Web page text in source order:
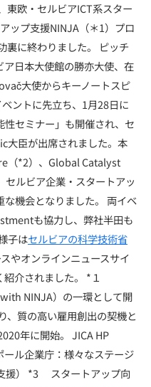
東欧・セルビアICT系スター
ップ支援NINJA（＊1）プロ
裏に終わりました。 ピッチ
日本大使館の勝亦大使、在
大使からキーノートスピ
ントに先立ち、1月28日に
セミナー」も開催され、セ
大臣が出席されました。本
（*2）、Global Catalyst
ルビア企業・スタートアッ
機会となりました。 両イベ
も協力し、弊社半田も
子はセルビアの科学技術省
やオンラインニュースサイ
紹介されました。 *１
NINJA）の一環として開
、質の高い雇用創出の契機と
年に開始。 JICA HP
ル企業庁：様々なステージ
援） *3 スタートアップ向